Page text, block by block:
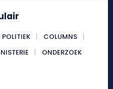
POLITIEK
COLUMNS
ONDERZOEK